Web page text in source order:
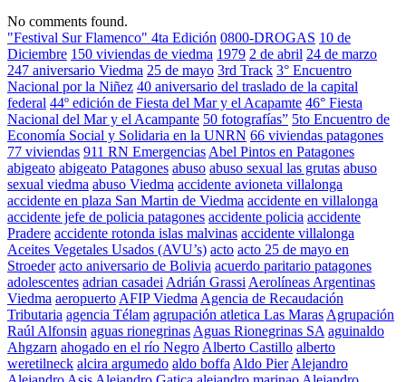
No comments found.
"Festival Sur Flamenco" 4ta Edición 0800-DROGAS 10 de
Diciembre 150 viviendas de viedma 1979 2 de abril 24 de marzo
247 aniversario Viedma 25 de mayo 3rd Track 3° Encuentro
Nacional por la Niñez 40 aniversario del traslado de la capital
federal 44º edición de Fiesta del Mar y el Acapamte 46° Fiesta
Nacional del Mar y el Acampante 50 fotografías” 5to Encuentro de
Economía Social y Solidaria en la UNRN 66 viviendas patagones
77 viviendas 911 RN Emergencias Abel Pintos en Patagones
abigeato abigeato Patagones abuso abuso sexual las grutas abuso
sexual viedma abuso Viedma accidente avioneta villalonga
accidente en plaza San Martin de Viedma accidente en villalonga
accidente jefe de policia patagones accidente policia accidente
Pradere accidente rotonda islas malvinas accidente villalonga
Aceites Vegetales Usados (AVU’s) acto acto 25 de mayo en
Stroeder acto aniversario de Bolivia acuerdo paritario patagones
adolescentes adrian casadei Adrián Grassi Aerolíneas Argentinas
Viedma aeropuerto AFIP Viedma Agencia de Recaudación
Tributaria agencia Télam agrupación atletica Las Maras Agrupación
Raúl Alfonsin aguas rionegrinas Aguas Rionegrinas SA aguinaldo
Ahgzarn ahogado en el río Negro Alberto Castillo alberto
weretilneck alcira argumedo aldo boffa Aldo Pier Alejandro